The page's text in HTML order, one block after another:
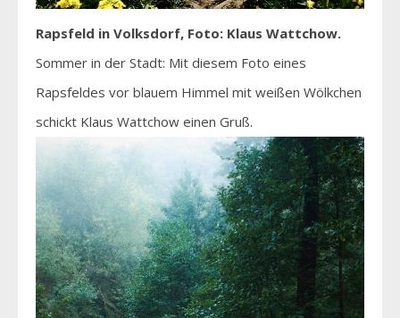
Rapsfeld in Volksdorf, Foto: Klaus Wattchow.
Sommer in der Stadt: Mit diesem Foto eines
Rapsfeldes vor blauem Himmel mit weißen Wölkchen
schickt Klaus Wattchow einen Gruß.